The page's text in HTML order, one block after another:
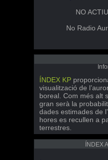
NO ACTIU
No Radio
ÍNDEX KP
visualització de
boreal. Com més alt
gran serà la
dades estimades de
hores es recullen a
terrestres.
ÍNDEX